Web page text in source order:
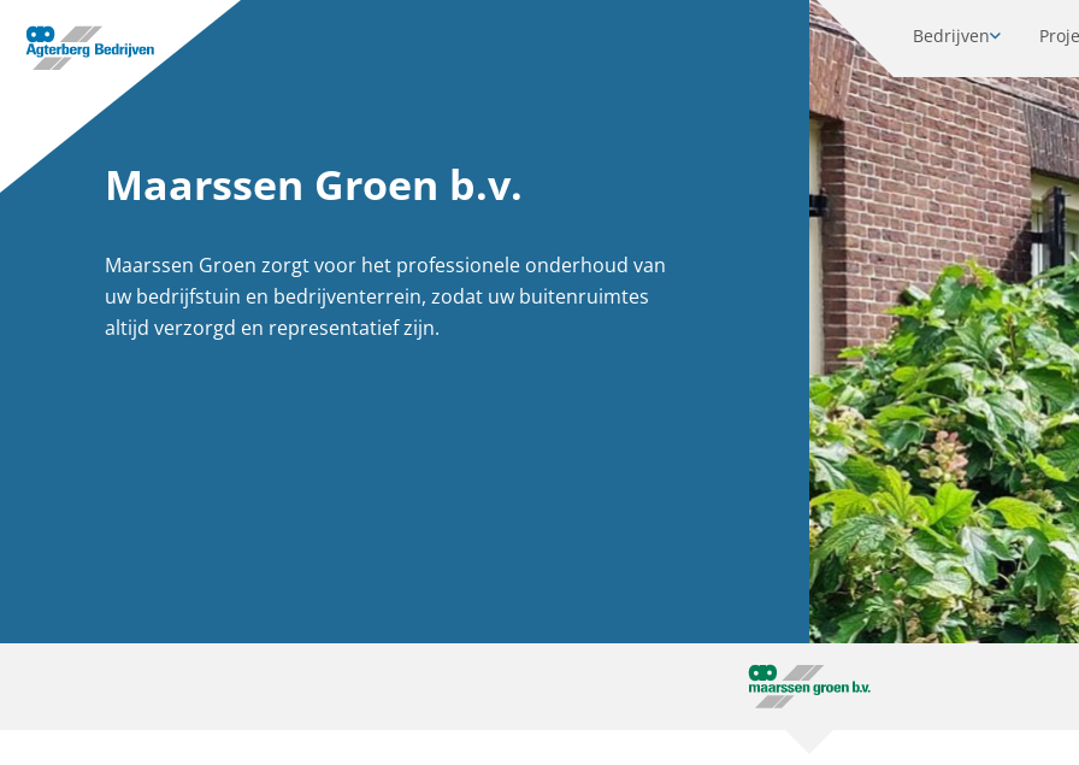
Bedrijven
Maarssen Groen b.v.
Maarssen Groen zorgt voor het professionele onderhoud van
uw bedrijfstuin en bedrijventerrein, zodat uw buitenruimtes
altijd verzorgd en representatief zijn.